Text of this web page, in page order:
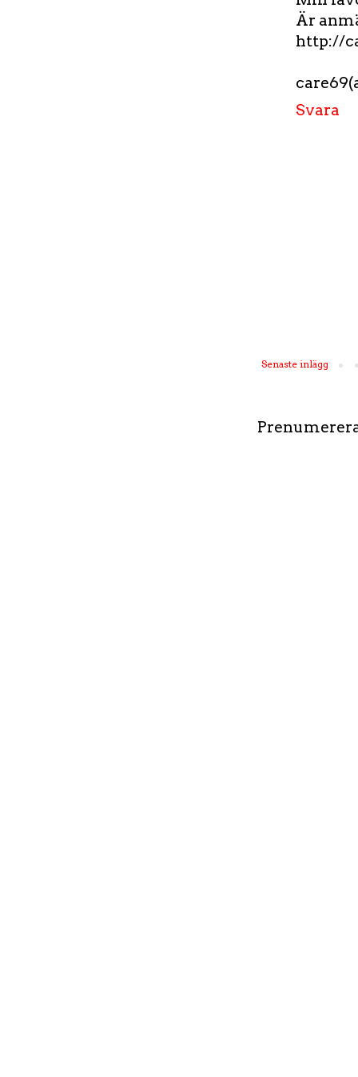
Är
http://
Svara
Senaste inlägg